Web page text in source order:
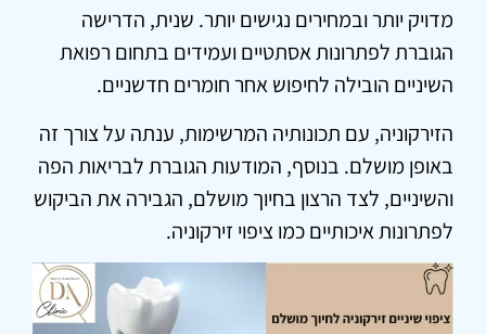
מדויק יותר ובמחירים נגישים יותר. שנית, הדרישה
הגוברת לפתרונות אסתטיים ועמידים בתחום רפואת
השיניים הובילה לחיפוש אחר חומרים חדשניים.
הזירקוניה, עם תכונותיה המרשימות, ענתה על צורך זה
באופן מושלם. בנוסף, המודעות הגוברת לבריאות הפה
והשיניים, לצד הרצון בחיוך מושלם, הגבירה את הביקוש
לפתרונות איכותיים כמו ציפוי זירקוניה.